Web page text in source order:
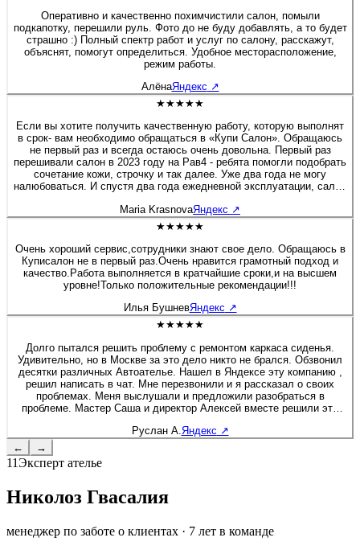
останавливаться на достигнутом, професстонального и
технологического роста! Молодцы! 👍
Оперативно и качественно похимчистили салон, помыли
подкапотку, перешили руль. Фото до не буду добавлять, а то будет
страшно :) Полный спектр работ и услуг по салону, расскажут,
объяснят, помогут определиться. Удобное месторасположение,
режим работы.
АлёнаЯндекс ↗
★★★★★
Если вы хотите получить качественную работу, которую выполнят
в срок- вам необходимо обращаться в «Купи Салон». Обращаюсь
не первый раз и всегда остаюсь очень довольна. Первый раз
перешивали салон в 2023 году на Рав4 - ребята помогли подобрать
сочетание кожи, строчку и так далее. Уже два года не могу
налюбоваться. И спустя два года ежедневной эксплуатации, салон
на Солярисе. Здесь работают профессионалы своего дела!
Maria KrasnovaЯндекс ↗
★★★★★
Очень хороший сервис,сотрудники знают свое дело. Обращаюсь в
Куписалон не в первый раз.Очень нравится грамотный подход и
качество.Работа выполняется в кратчайшие сроки,и на высшем
уровне!Только положительные рекомендации!!!
Илья БушневЯндекс ↗
★★★★★
Долго пытался решить проблему с ремонтом каркаса сиденья.
Удивительно, но в Москве за это дело никто не брался. Обзвонил
десятки различных Автоателье. Нашел в Яндексе эту компанию ,
решил написать в чат. Мне перезвонили и я рассказал о своих
проблемах. Меня выслушали и предложили разобраться в
проблеме. Мастер Саша и директор Алексей вместе решили это
вовлечен в работу, помогал своим сотрудникам и через 2 дня мне
позвонил, чтобы узнать результат. Купи салон - профессионалы! К
Руслан А. Яндекс ↗
←
→
11Эксперт ателье
Николоз Гвасалия
менеджер по заботе о клиентах · 7 лет в команде